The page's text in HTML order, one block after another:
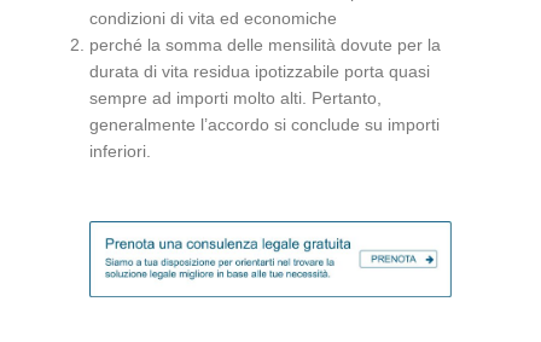
condizioni di vita ed economiche
perché la somma delle mensilità dovute per la
durata di vita residua ipotizzabile porta quasi
sempre ad importi molto alti. Pertanto,
generalmente l’accordo si conclude su importi
inferiori.